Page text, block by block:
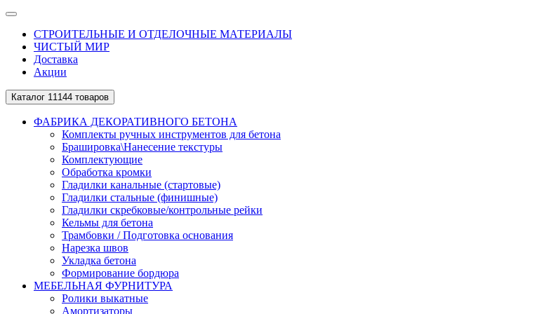
СТРОИТЕЛЬНЫЕ И ОТДЕЛОЧНЫЕ МАТЕРИАЛЫ
ЧИСТЫЙ МИР
Доставка
Акции
Каталог 11144 товаров
ФАБРИКА ДЕКОРАТИВНОГО БЕТОНА
Комплекты ручных инструментов для бетона
Брашировка\Нанесение текстуры
Комплектующие
Обработка кромки
Гладилки канальные (стартовые)
Гладилки стальные (финишные)
Гладилки скребковые/контрольные рейки
Кельмы для бетона
Трамбовки / Подготовка основания
Нарезка швов
Укладка бетона
Формирование бордюра
МЕБЕЛЬНАЯ ФУРНИТУРА
Ролики выкатные
Амортизаторы